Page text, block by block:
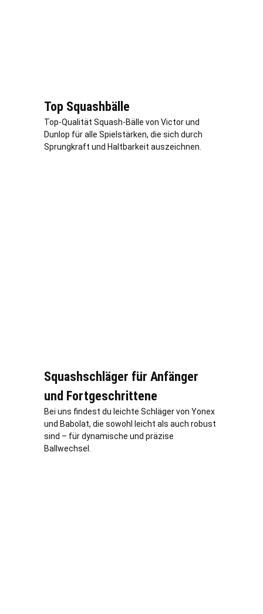
Top Squashbälle
Top-Qualität Squash-Bälle von Victor und
Dunlop für alle Spielstärken, die sich durch
Sprungkraft und Haltbarkeit auszeichnen.
Squashschläger für Anfänger
und Fortgeschrittene
Bei uns findest du leichte Schläger von Yonex
und Babolat, die sowohl leicht als auch robust
sind – für dynamische und präzise
Ballwechsel.